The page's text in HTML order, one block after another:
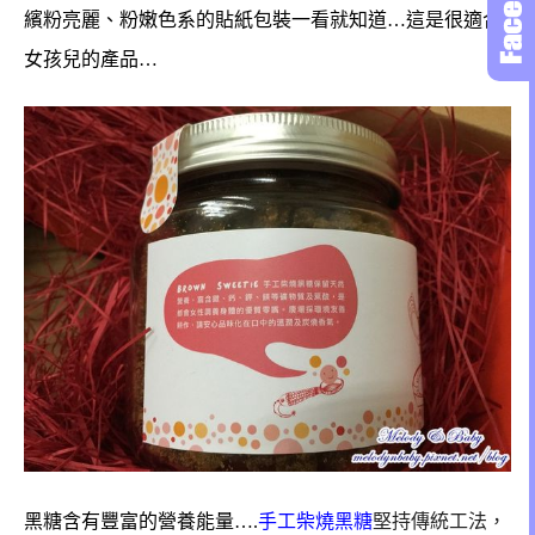
繽粉亮麗、粉嫩色系的貼紙包裝一看就知道…這是很適合
女孩兒的產品…
黑糖含有豐富的營養能量….手工柴燒黑糖堅持傳統工法，